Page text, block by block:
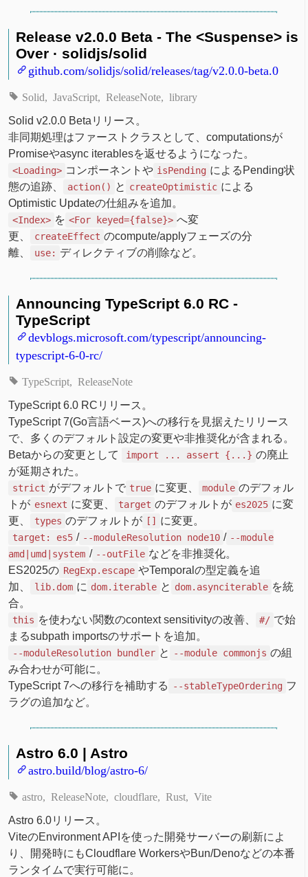
Release v2.0.0 Beta - The <Suspense> is
Over · solidjs/solid
github.com/solidjs/solid/releases/tag/v2.0.0-beta.0
Solid JavaScript ReleaseNote library
Solid v2.0.0 Betaリリース。
非同期処理はファーストクラスとして、computationsが
Promiseやasync iterablesを返せるようになった。
<Loading> コンポーネントや isPending によるPending状
態の追跡、
action() と createOptimistic による
Optimistic Updateの仕組みを追加。
<Index> を <For keyed={false}> へ変
更、
createEffect のcompute/applyフェーズの分
離、
use: ディレクティブの削除など。
Announcing TypeScript 6.0 RC -
TypeScript
devblogs.microsoft.com/typescript/announcing-
typescript-6-0-rc/
TypeScript ReleaseNote
TypeScript 6.0 RCリリース。
TypeScript 7(Go言語ベース)への移行を見据えたリリース
で、多くのデフォルト設定の変更や非推奨化が含まれる。
Betaからの変更として
import ... assert {...} の廃止
が延期された。
strict がデフォルトで true に変更、 module のデフォル
トが esnext に変更、 target のデフォルトが es2025 に変
更、
types のデフォルトが [] に変更。
target: es5 / --moduleResolution node10 / --module
amd|umd|system / --outFile などを非推奨化。
ES2025の RegExp.escape やTemporalの型定義を追
加、
lib.dom に dom.iterable と dom.asynciterable を統
合。
this を使わない関数のcontext sensitivityの改善、 #/ で始
まるsubpath importsのサポートを追加。
--moduleResolution bundler と --module commonjs の組
み合わせが可能に。
TypeScript 7への移行を補助する
--stableTypeOrdering フ
ラグの追加など。
Astro 6.0 | Astro
astro.build/blog/astro-6/
astro ReleaseNote cloudflare Rust Vite
Astro 6.0リリース。
ViteのEnvironment APIを使った開発サーバーの刷新によ
り、開発時にもCloudflare WorkersやBun/Denoなどの本番
ランタイムで実行可能に。